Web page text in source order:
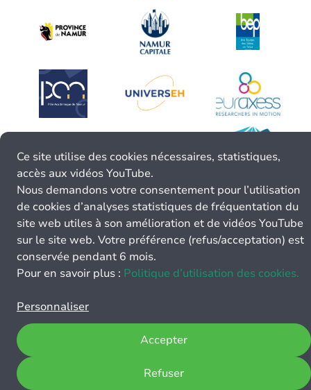
Ce site utilise des cookies nécessaires, statistiques,
accès aux vidéos YouTube.
Nous demandons votre consentement pour l’utilisation
de cookies d’analyses statistiques de fréquentation du
site web utiles à son amélioration et de vidéos YouTube
sur le site web. Votre préférence (refus/acceptation) est
conservée pendant 6 mois.
Pour en savoir plus : Politique d’utilisation des cookies.
Personnaliser
Refuser
Accepter